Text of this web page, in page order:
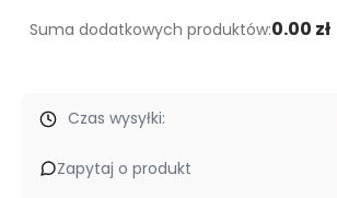
Suma dodatkowych produktów:0.00 zł
Czas wysyłki:
Zapytaj o produkt